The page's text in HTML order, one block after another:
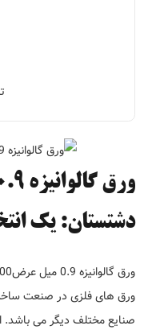
دشتستان: یک
ورق های فلزی در صنعت
صنایع مختلف دیگر می باشد.